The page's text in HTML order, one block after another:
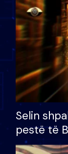
Selin
pestë të
çmimin e